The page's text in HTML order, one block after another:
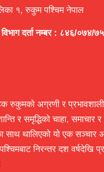
१, रुकुम पश्चिम नेपाल
दर्ता नम्बर : ८४६/०७४/७५
रुकुमको अग्रणी र प्रभावशाली
र समृद्धिको चाहा, समाचार र
साथ थालिएको यो एक सञ्चार
निरन्तर दश वर्षदेखि